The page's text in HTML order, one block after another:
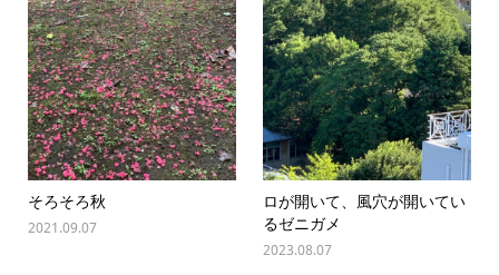
そろそろ秋
2021.09.07
ロが開いて、風穴が開いてい
るゼニガメ
2023.08.07